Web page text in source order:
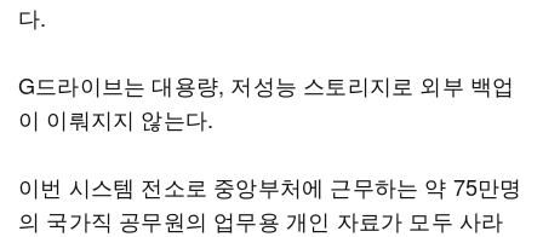
다.
G드라이브는 대용량, 저성능 스토리지로 외부 백업
이 이뤄지지 않는다.
이번 시스템 전소로 중앙부처에 근무하는 약 75만명
의 국가직 공무원의 업무용 개인 자료가 모두 사라